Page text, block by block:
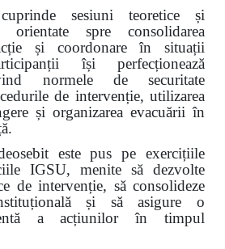
sesiuni teoretice și
orientate spre consolidarea
și coordonare în situații
își perfecționează
normele de securitate
de intervenție, utilizarea
și organizarea evacuării în
este pus pe exercițiile
IGSU, menite să dezvolte
de intervenție, să consolideze
și să asigure o
a acțiunilor în timpul